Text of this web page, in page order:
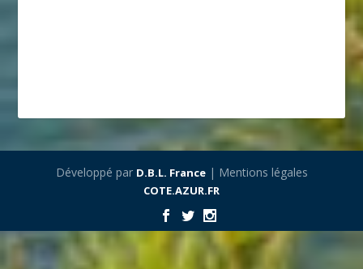
Développé par D.B.L. France| Mentions légales
COTE.AZUR.FR